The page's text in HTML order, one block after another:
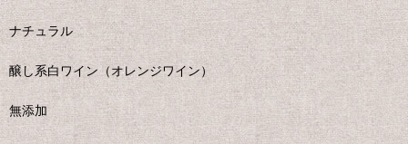
ナチュラル
醸し系白ワイン（オレンジワイン）
無添加